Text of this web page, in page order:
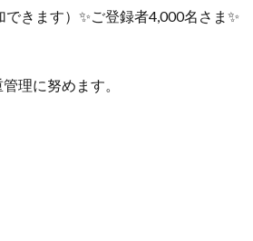
きます）✨ご登録者4,000名さま✨
理に努めます。